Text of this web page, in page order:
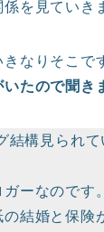
を見ていき
なりそこで
たので聞き
構見られて
ーなのです。
結婚と保険